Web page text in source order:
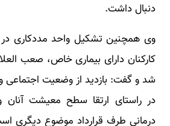
دنبال داشت.
وی همچنین تشکیل واحد مددکاری در
کارکنان دارای بیماری خاص، صعب
شد و گفت: بازدید از وضعیت اجتماعی
در راستای ارتقا سطح معیشت آنان
درمانی طرف قرارداد موضوع دیگری